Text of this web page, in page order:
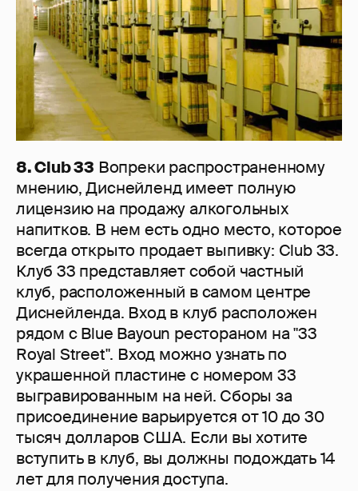
8. Club 33 Вопреки распространенному
мнению, Диснейленд имеет полную
лицензию на продажу алкогольных
напитков. В нем есть одно место, которое
всегда открыто продает выпивку: Club 33.
Клуб 33 представляет собой частный
клуб, расположенный в самом центре
Диснейленда. Вход в клуб расположен
рядом с Blue Bayoun рестораном на "33
Royal Street". Вход можно узнать по
украшенной пластине с номером 33
выгравированным на ней. Сборы за
присоединение варьируется от 10 до 30
тысяч долларов США. Если вы хотите
вступить в клуб, вы должны подождать 14
лет для получения доступа.